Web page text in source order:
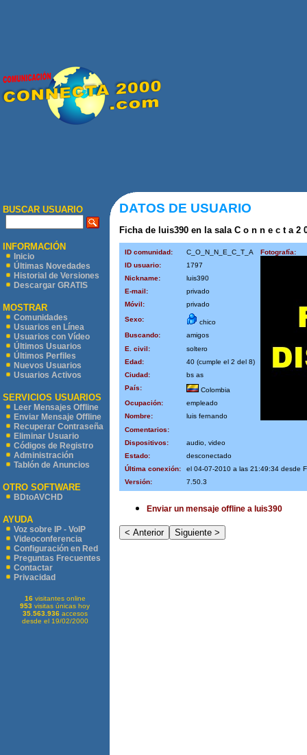
BUSCAR USUARIO
INFORMACIÓN
Inicio
Últimas Novedades
Historial de Versiones
Descargar GRATIS
MOSTRAR
Comunidades
Usuarios en Línea
Usuarios con Vídeo
Últimos Usuarios
Últimos Perfiles
Nuevos Usuarios
Usuarios Activos
SERVICIOS USUARIOS
Leer Mensajes Offline
Enviar Mensaje Offline
Recuperar Contraseña
Eliminar Usuario
Códigos de Registro
Administración
Tablón de Anuncios
OTRO SOFTWARE
BDtoAVCHD
AYUDA
Voz sobre IP - VoIP
Videoconferencia
Configuración en Red
Preguntas Frecuentes
Contactar
Privacidad
16visitantes online
953 visitas únicas hoy
35.563.936accesos
desde el 19/02/2000
DATOS DE USUARIO
Ficha de luis390 en la sala C o n n e c t a 2
ID comunidad: C_O_N_N_E_C_T_A
Fotografía:
ID usuario:
1797
Nickname:
luis390
E-mail:
privado
Móvil:
privado
Sexo:
chico
Buscando:
amigos
E. civil:
soltero
Edad:
40 (cumple el 2 del 8)
Ciudad:
bs as
País:
Colombia
Ocupación:
empleado
Nombre:
luis fernando
Comentarios:
Dispositivos:
audio, video
Estado:
desconectado
Última conexión:
el 04-07-2010 a las 21:49:34 desde
Versión:
7.50.3
Enviar un mensaje offline a luis390